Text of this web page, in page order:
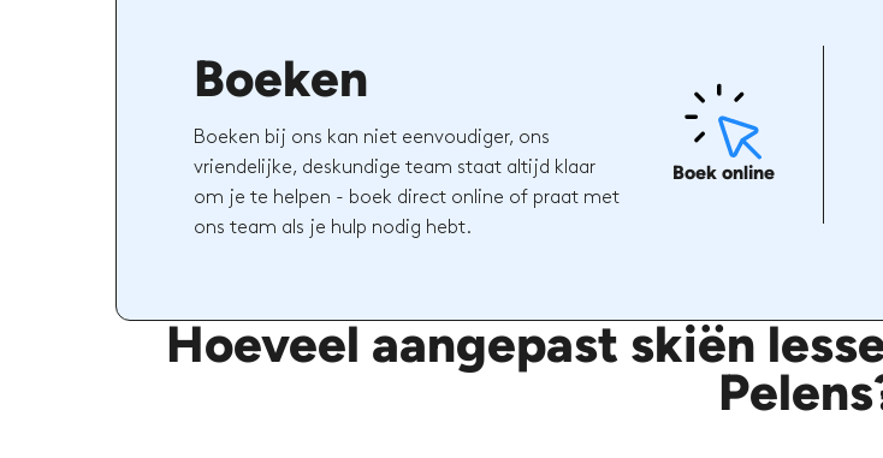
Boeken
Boeken bij ons kan niet eenvoudiger, ons
vriendelijke, deskundige team staat altijd klaar
om je te helpen - boek direct online of praat met
ons team als je hulp nodig hebt.
Boek online
Hoeveel aangepast skiën